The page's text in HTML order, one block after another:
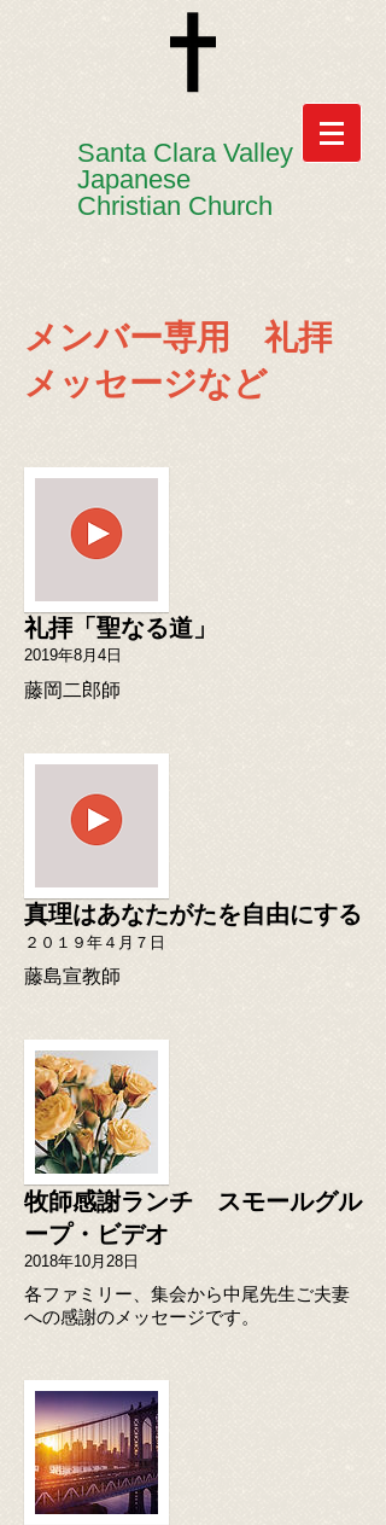
​​Santa Clara Valley
Japanese
Christian Church
メンバー専用 礼拝
メッセージなど
礼拝「聖なる道」
2019年8月4日
藤岡二郎師
真理はあなたがたを自由にする
２０１９年４月７日
​藤島宣教師
牧師感謝ランチ スモールグル
ープ・ビデオ
2018年10月28日
​各ファミリー、集会から中尾先生ご夫妻
への感謝のメッセージです。